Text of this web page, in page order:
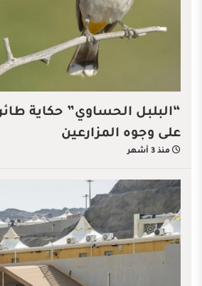
“البلبل الحساوي” حكاية
على وجوه المزارعين
منذ 3 أشهر